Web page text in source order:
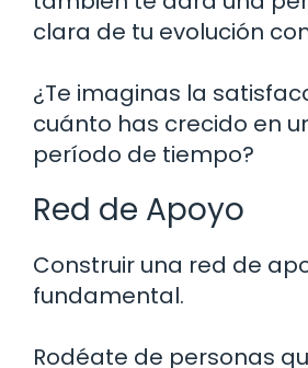
clara de tu evolución
¿Te imaginas la
cuánto has crecido en
período de tiempo?
Red de Apoyo
Construir una red de
fundamental.
Rodéate de personas